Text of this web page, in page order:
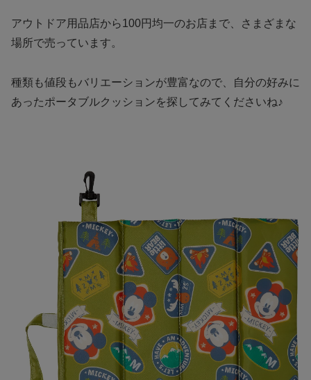
アウトドア用品店から100円均一のお店まで、さまざまな
場所で売っています。
種類も値段もバリエーションが豊富なので、自分の好みに
あったポータブルクッションを探してみてくださいね♪